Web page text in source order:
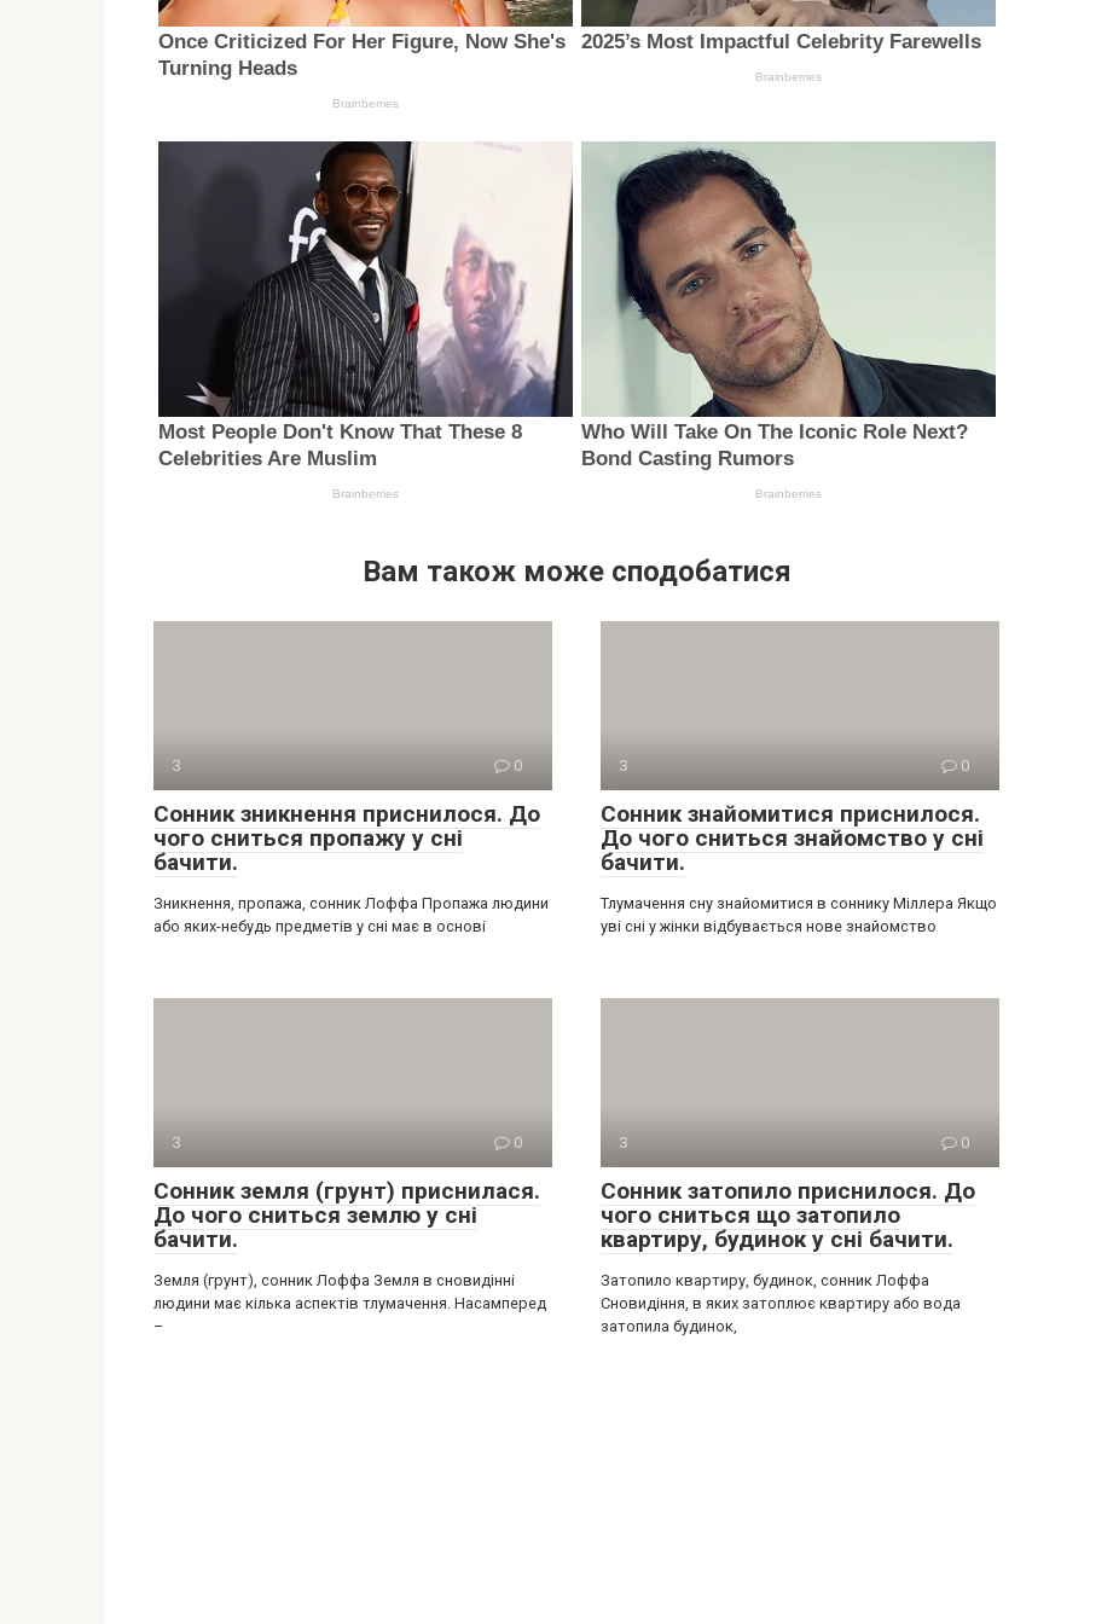
Вам також може сподобатися
З 0
Сонник зникнення приснилося. До
чого сниться пропажу у сні
бачити.
Зникнення, пропажа, сонник Лоффа Пропажа людини
або яких-небудь предметів у сні має в основі
З 0
Сонник знайомитися приснилося.
До чого сниться знайомство у сні
бачити.
Тлумачення сну знайомитися в соннику Міллера Якщо
уві сні у жінки відбувається нове знайомство
З 0
Сонник земля (грунт) приснилася.
До чого сниться землю у сні
бачити.
Земля (грунт), сонник Лоффа Земля в сновидінні
людини має кілька аспектів тлумачення. Насамперед
–
З 0
Сонник затопило приснилося. До
чого сниться що затопило
квартиру, будинок у сні бачити.
Затопило квартиру, будинок, сонник Лоффа
Сновидіння, в яких затоплює квартиру або вода
затопила будинок,